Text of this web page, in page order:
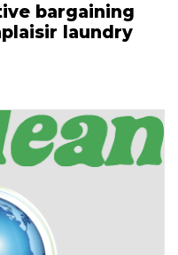
bargaining
laundry